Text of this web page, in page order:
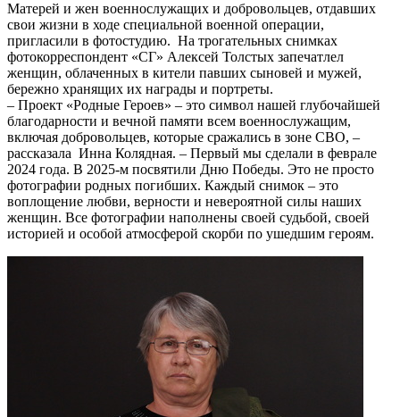
Матерей и жен военнослужащих и добровольцев, отдавших
свои жизни в ходе специальной военной операции,
пригласили в фотостудию. На трогательных снимках
фотокорреспондент «СГ» Алексей Толстых запечатлел
женщин, облаченных в кители павших сыновей и мужей,
бережно хранящих их награды и портреты.
– Проект «Родные Героев» – это символ нашей глубочайшей
благодарности и вечной памяти всем военнослужащим,
включая добровольцев, которые сражались в зоне СВО, –
рассказала Инна Колядная. – Первый мы сделали в феврале
2024 года. В 2025-м посвятили Дню Победы. Это не просто
фотографии родных погибших. Каждый снимок – это
воплощение любви, верности и невероятной силы наших
женщин. Все фотографии наполнены своей судьбой, своей
историей и особой атмосферой скорби по ушедшим героям.